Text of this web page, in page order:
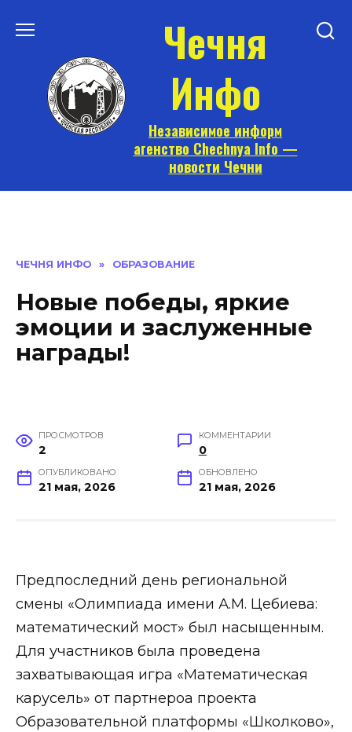
Чечня
Инфо
Независимое информ
агенство Chechnya Info —
новости Чечни
ЧЕЧНЯ ИНФО » ОБРАЗОВАНИЕ
Новые победы, яркие
эмоции и заслуженные
награды!
ПРОСМОТРОВ
2
КОММЕНТАРИИ
0
ОПУБЛИКОВАНО
21 мая, 2026
ОБНОВЛЕНО
21 мая, 2026
Предпоследний день региональной
смены «Олимпиада имени А.М. Цебиева:
математический мост» был насыщенным.
Для участников была проведена
захватывающая игра «Математическая
карусель» от партнероа проекта
Образовательной платформы «Школково»,